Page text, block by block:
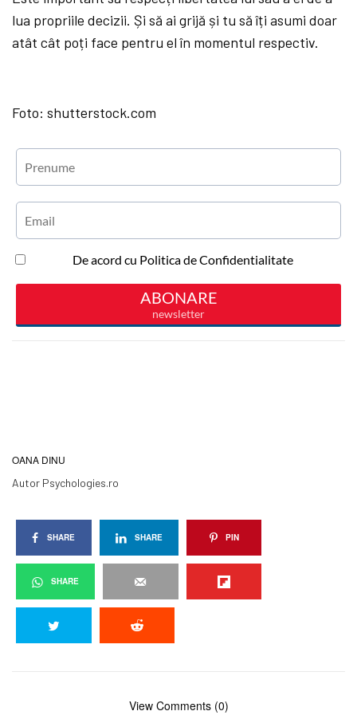
lua propriile decizii. Și să ai grijă și tu să îți asumi doar
atât cât poți face pentru el în momentul respectiv.
Foto: shutterstock.com
OANA DINU
Autor Psychologies.ro
SHARE SHARE PIN
SHARE
View Comments (0)